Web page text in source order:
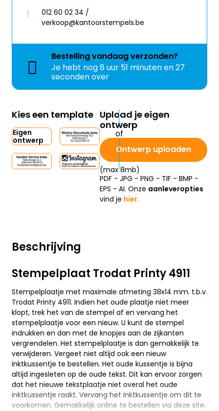
Beschrijving
Stempelplaat Trodat Printy 4911
Stempelplaatje met maximale afmeting 38x14 mm. t.b.v.
Trodat Printy 4911. Indien het oude plaatje niet meer
klopt, trek het van de stempel af en vervang het
stempelplaatje voor een nieuw. U kunt de stempel
indrukken en dan met de knopjes aan de zijkanten
vergrendelen. Het stempelplaatje is dan gemakkelijk te
verwijderen. Vergeet niet altijd ook een nieuw
inktkussentje te bestellen. Het oude kussentje is bijna
altijd ingesleten op de oude tekst. Dit kan ervoor zorgen
dat het nieuwe tekstplaatje niet overal het oude
inktkussentje raakt. Vervang het inktkussentje om dit te
voorkomen. Gemakkelijk online te bestellen via deze site.
012 60 02 34 /
verkoop@kantoorstempels.be
Bestellingvandaagverzonden?
Je hebt nog8 uur 51 minuten en 27
seconden over
Kies een template
Eigen
ontwerp
Upload je eigen
ontwerp
Ontwerp uploaden
(max 8mb)
PDF - JPG - PNG - TIF - BMP -
EPS - AI. Onze aanleveropties
vind je hier.